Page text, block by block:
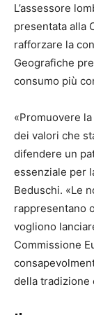
L’assessore
presentata alla
rafforzare la
Geografiche
consumo più
«Promuovere
dei valori che
difendere un
essenziale per
Beduschi. «Le
rappresentano
vogliono
Commissione
della tradizione